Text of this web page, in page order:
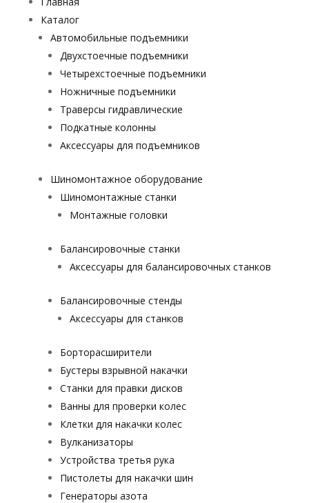
Каталог
Автомобильные подъемники
Двухстоечные подъемники
Четырехстоечные подъемники
Ножничные подъемники
Траверсы гидравлические
Подкатные колонны
Аксессуары для подъемников
Шиномонтажное оборудование
Шиномонтажные станки
Монтажные головки
Балансировочные станки
Аксессуары для балансировочных станков
Балансировочные стенды
Аксессуары для станков
Борторасширители
Бустеры взрывной накачки
Станки для правки дисков
Ванны для проверки колес
Клетки для накачки колес
Вулканизаторы
Устройства третья рука
Пистолеты для накачки шин
Генераторы азота